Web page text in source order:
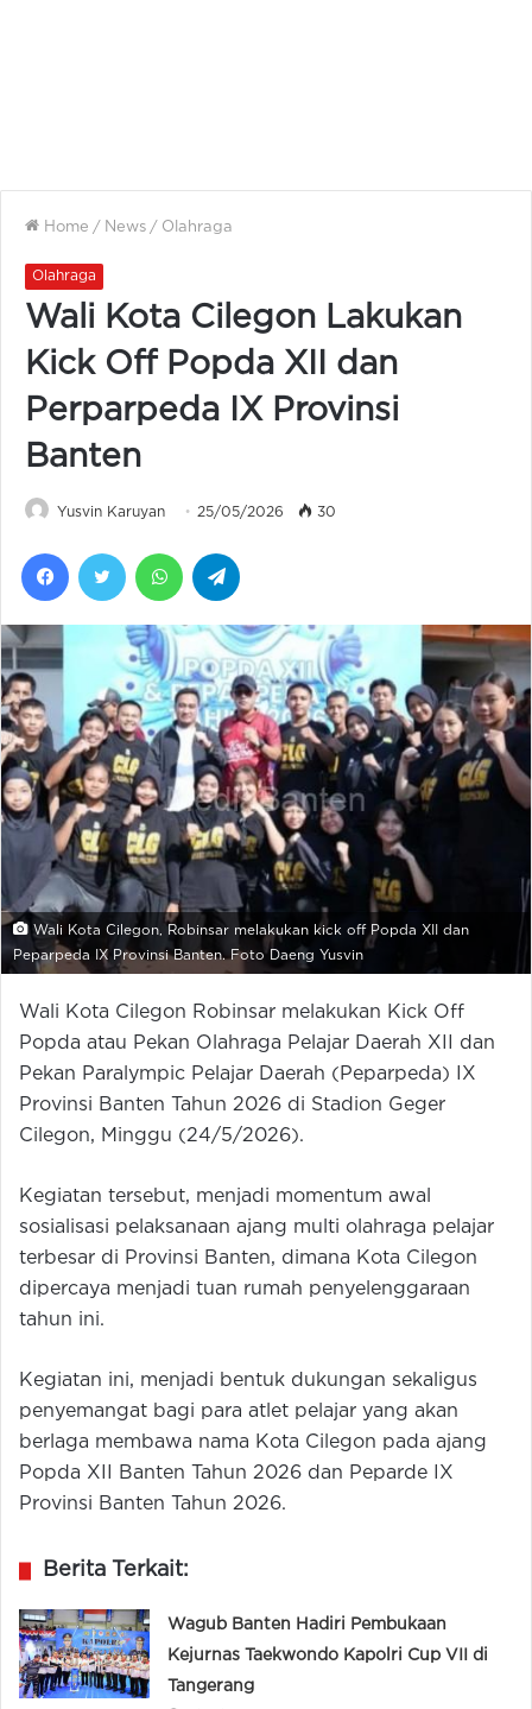
Home / News / Olahraga
Olahraga
Wali Kota Cilegon Lakukan
Kick Off Popda XII dan
Perparpeda IX Provinsi
Banten
Yusvin Karuyan 25/05/2026 30
FacebookTwitter WhatsApp
Wali Kota Cilegon, Robinsar melakukan kick off Popda XII dan
Peparpeda IX Provinsi Banten. Foto Daeng Yusvin
Wali Kota Cilegon Robinsar melakukan Kick Off
Popda atau Pekan Olahraga Pelajar Daerah XII dan
Pekan Paralympic Pelajar Daerah (Peparpeda) IX
Provinsi Banten Tahun 2026 di Stadion Geger
Cilegon, Minggu (24/5/2026).
Kegiatan tersebut, menjadi momentum awal
sosialisasi pelaksanaan ajang multi olahraga pelajar
terbesar di Provinsi Banten, dimana Kota Cilegon
dipercaya menjadi tuan rumah penyelenggaraan
tahun ini.
Kegiatan ini, menjadi bentuk dukungan sekaligus
penyemangat bagi para atlet pelajar yang akan
berlaga membawa nama Kota Cilegon pada ajang
Popda XII Banten Tahun 2026 dan Peparde IX
Provinsi Banten Tahun 2026.
Berita Terkait:
Wagub Banten Hadiri Pembukaan
Kejurnas Taekwondo Kapolri Cup VII di
Tangerang